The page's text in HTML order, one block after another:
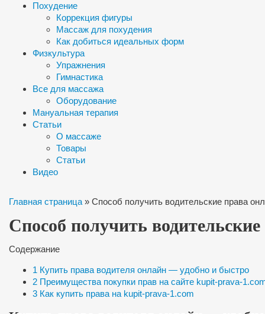
Похудение
Коррекция фигуры
Массаж для похудения
Как добиться идеальных форм
Физкультура
Упражнения
Гимнастика
Все для массажа
Оборудование
Мануальная терапия
Статьи
О массаже
Товары
Статьи
Видео
Главная страница » Способ получить водительские права
Способ получить
Содержание
1 Купить права водителя онлайн — удобно и быстро
2 Преимущества покупки прав на сайте kupit-prava-
3 Как купить права на kupit-prava-1.com